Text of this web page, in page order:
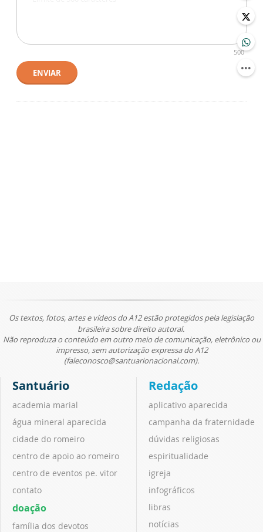
500
ENVIAR
Os textos, fotos, artes e vídeos do A12 estão protegidos pela legislação
brasileira sobre direito autoral.
Não reproduza o conteúdo em outro meio de comunicação, eletrônico ou
impresso, sem autorização expressa do A12
(faleconosco@santuarionacional.com).
Santuário
academia marial
água mineral aparecida
cidade do romeiro
centro de apoio ao romeiro
centro de eventos pe. vitor
contato
doação
família dos devotos
Redação
aplicativo aparecida
campanha da fraternidade
dúvidas religiosas
espiritualidade
igreja
infográficos
libras
notícias